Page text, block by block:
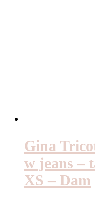
Gina
w jeans –
XS – Dam